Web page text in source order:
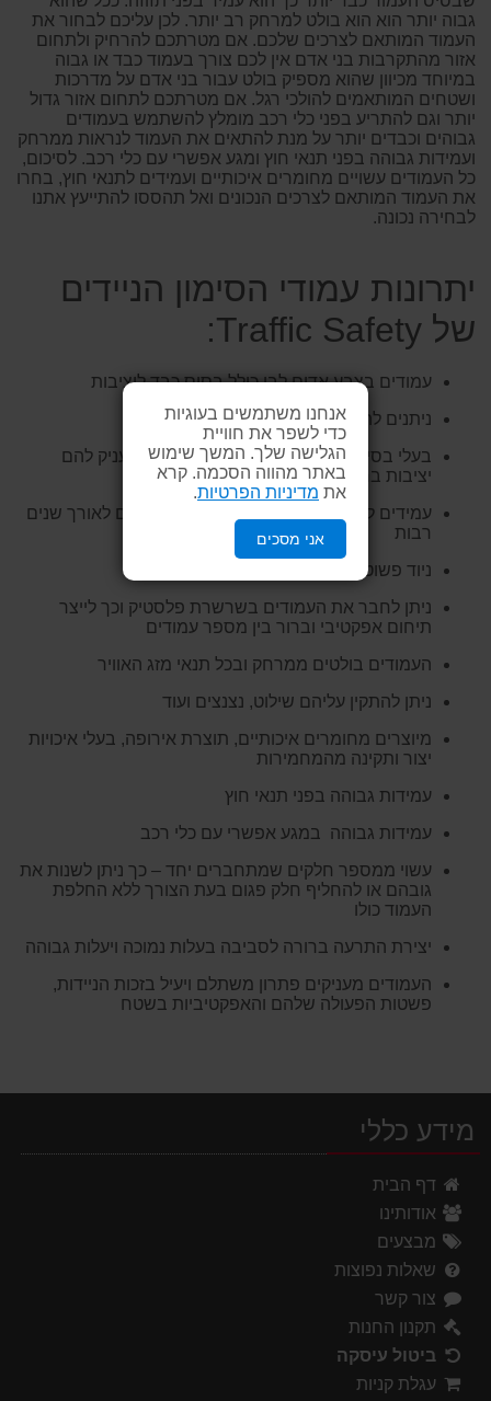
אנחנו משתמשים בעוגיות
כדי לשפר את חוויית
הגלישה שלך. המשך שימוש
באתר מהווה הסכמה. קרא
את מדיניות הפרטיות.
אני מסכים
גבוה יותר הוא הוא בולט למרחק רב יותר. לכן עליכם לבחור את
העמוד המותאם לצרכים שלכם. אם מטרתכם להרחיק ולתחום
אזור מהתקרבות בני אדם אין לכם צורך בעמוד כבד או גבוה
במיוחד מכיוון שהוא מספיק בולט עבור בני אדם על מדרכות
ושטחים המותאמים להולכי רגל. אם מטרתכם לתחום אזור גדול
יותר וגם להתריע בפני כלי רכב מומלץ להשתמש בעמודים
גבוהים וכבדים יותר על מנת להתאים את העמוד לנראות ממרחק
ועמידות גבוהה בפני תנאי חוץ ומגע אפשרי עם כלי רכב. לסיכום,
כל העמודים עשויים מחומרים איכותיים ועמידים לתנאי חוץ, בחרו
את העמוד המותאם לצרכים הנכונים ואל תהססו להתייעץ אתנו
לבחירה נכונה.
יתרונות עמודי הסימון הניידים
של Traffic Safety:
עמודים בצבע אדום לבן כולל בסיס כבד ליציבות
ניתנים להעברה בקלות ובמהירות
בעלי בסיס כבד המונע מהם ליפול ברוח ומעניק להם
יציבות ברוב תנאי מזג האוויר
עמידים לקרני השמש, אינם מתכלים ועמידים לאורך שנים
רבות
ניוד פשוט וקל בכדי לייצר חיץ רציף וברור
ניתן לחבר את העמודים בשרשרת פלסטיק וכך לייצר
תיחום אפקטיבי וברור בין מספר עמודים
העמודים בולטים ממרחק ובכל תנאי מזג האוויר
ניתן להתקין עליהם שילוט, נצנצים ועוד
מיוצרים מחומרים איכותיים, תוצרת אירופה, בעלי איכויות
יצור ותקינה מהמחמירות
עמידות גבוהה בפני תנאי חוץ
עמידות גבוהה במגע אפשרי עם כלי רכב
עשוי ממספר חלקים שמתחברים יחד – כך ניתן לשנות את
גובהם או להחליף חלק פגום בעת הצורך ללא החלפת
העמוד כולו
יצירת התרעה ברורה לסביבה בעלות נמוכה ויעלות גבוהה
העמודים מעניקים פתרון משתלם ויעיל בזכות הניידות,
פשטות הפעולה שלהם והאפקטיביות בשטח
מידע כללי
דף הבית
אודותינו
מבצעים
שאלות נפוצות
צור קשר
תקנון החנות
ביטול עיסקה
עגלת קניות